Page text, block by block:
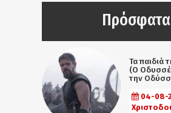
Πρόσφατα
Τα παιδιά
(Ο
την
04-08-